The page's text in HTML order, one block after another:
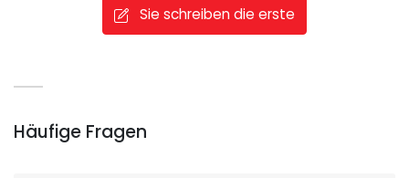
Sie schreiben die erste
Häufige Fragen